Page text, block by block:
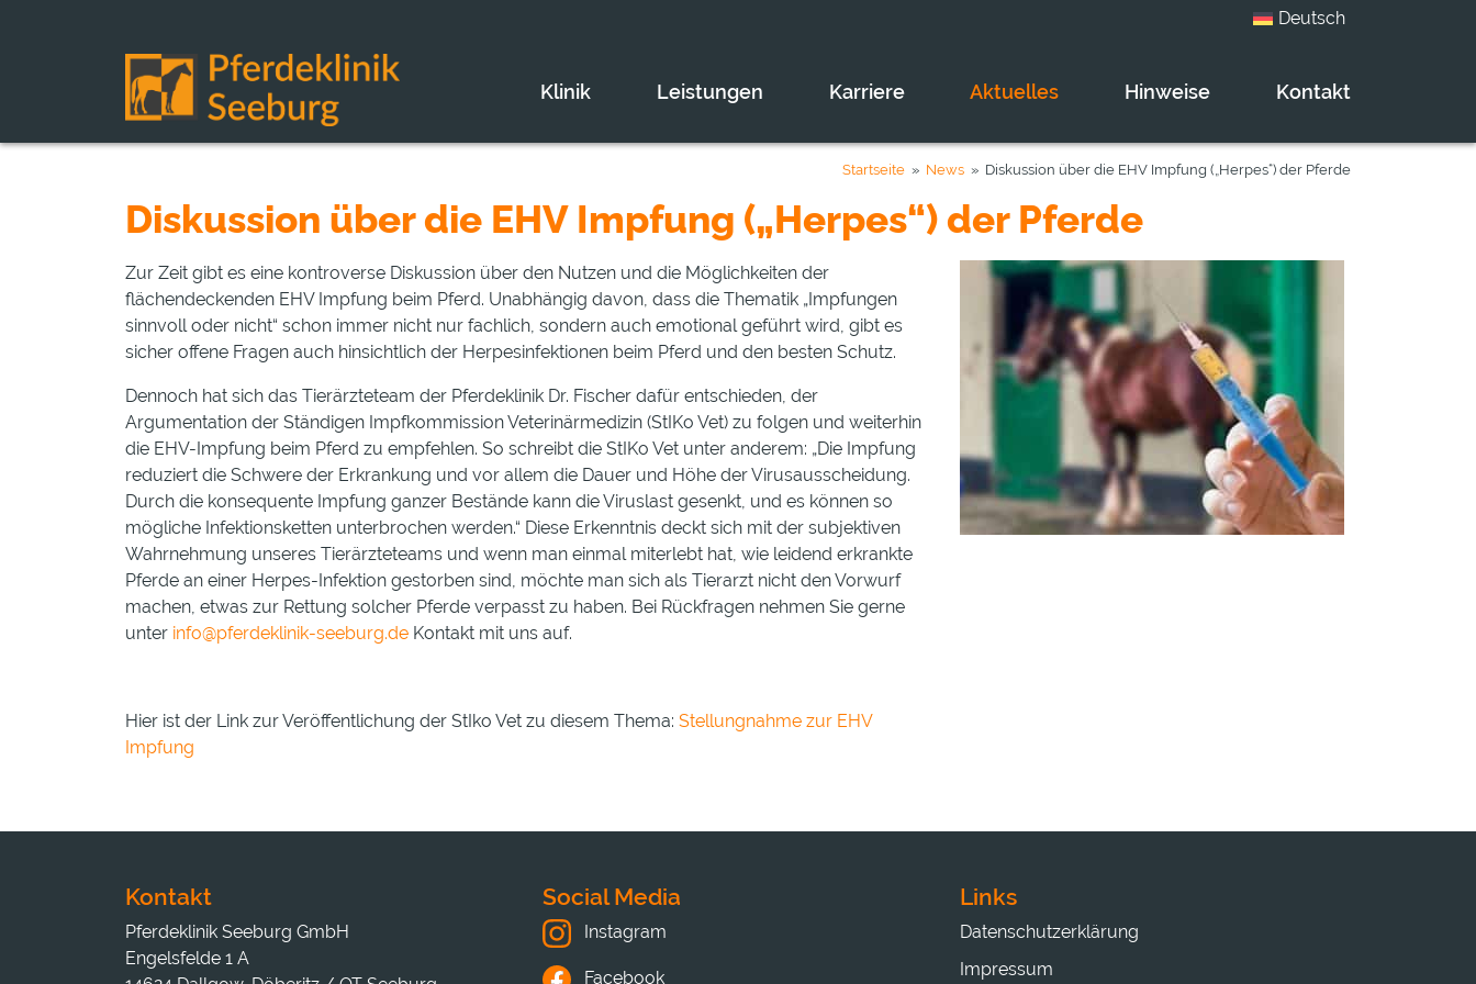
Deutsch
Klinik Leistungen Karriere Aktuelles Hinweise Kontakt
Startseite » News » Diskussion über die EHV Impfung („Herpes“) der Pferde
Diskussion über die EHV Impfung („Herpes“) der Pferde
Zur Zeit gibt es eine kontroverse Diskussion über den Nutzen und die Möglichkeiten der
flächendeckenden EHV Impfung beim Pferd. Unabhängig davon, dass die Thematik „Impfungen
sinnvoll oder nicht“ schon immer nicht nur fachlich, sondern auch emotional geführt wird, gibt es
sicher offene Fragen auch hinsichtlich der Herpesinfektionen beim Pferd und den besten Schutz.
Dennoch hat sich das Tierärzteteam der Pferdeklinik Dr. Fischer dafür entschieden, der
Argumentation der Ständigen Impfkommission Veterinärmedizin (StIKo Vet) zu folgen und weiterhin
die EHV-Impfung beim Pferd zu empfehlen. So schreibt die StIKo Vet unter anderem: „Die Impfung
reduziert die Schwere der Erkrankung und vor allem die Dauer und Höhe der Virusausscheidung.
Durch die konsequente Impfung ganzer Bestände kann die Viruslast gesenkt, und es können so
mögliche Infektionsketten unterbrochen werden.“ Diese Erkenntnis deckt sich mit der subjektiven
Wahrnehmung unseres Tierärzteteams und wenn man einmal miterlebt hat, wie leidend erkrankte
Pferde an einer Herpes-Infektion gestorben sind, möchte man sich als Tierarzt nicht den Vorwurf
machen, etwas zur Rettung solcher Pferde verpasst zu haben. Bei Rückfragen nehmen Sie gerne
unter info@pferdeklinik-seeburg.de Kontakt mit uns auf.
Hier ist der Link zur Veröffentlichung der StIko Vet zu diesem Thema: Stellungnahme zur EHV
Impfung
Kontakt
Pferdeklinik Seeburg GmbH
Engelsfelde 1 A
Social Media
Instagram
Facebook
Links
Datenschutzerklärung
Impressum